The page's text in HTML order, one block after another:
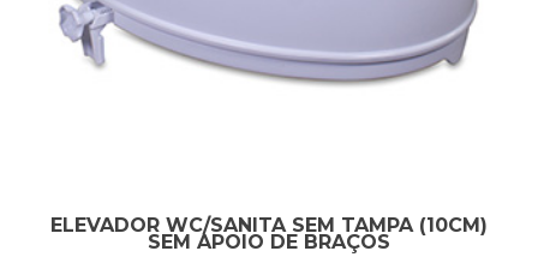
ELEVADOR WC/SANITA SEM TAMPA (10CM)
SEM APOIO DE BRAÇOS